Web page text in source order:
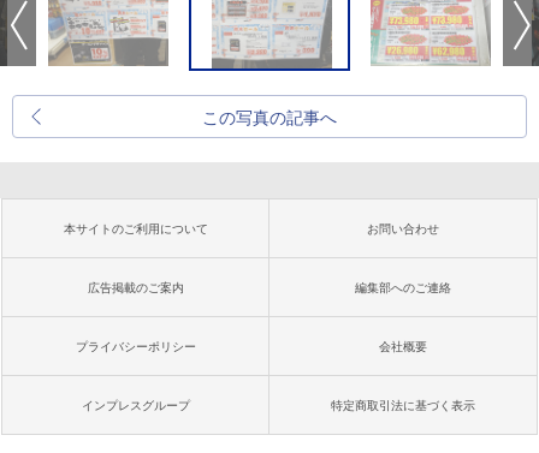
この写真の記事へ
本サイトのご利用について お問い合わせ
広告掲載のご案内 編集部へのご連絡
プライバシーポリシー 会社概要
インプレスグループ 特定商取引法に基づく表示